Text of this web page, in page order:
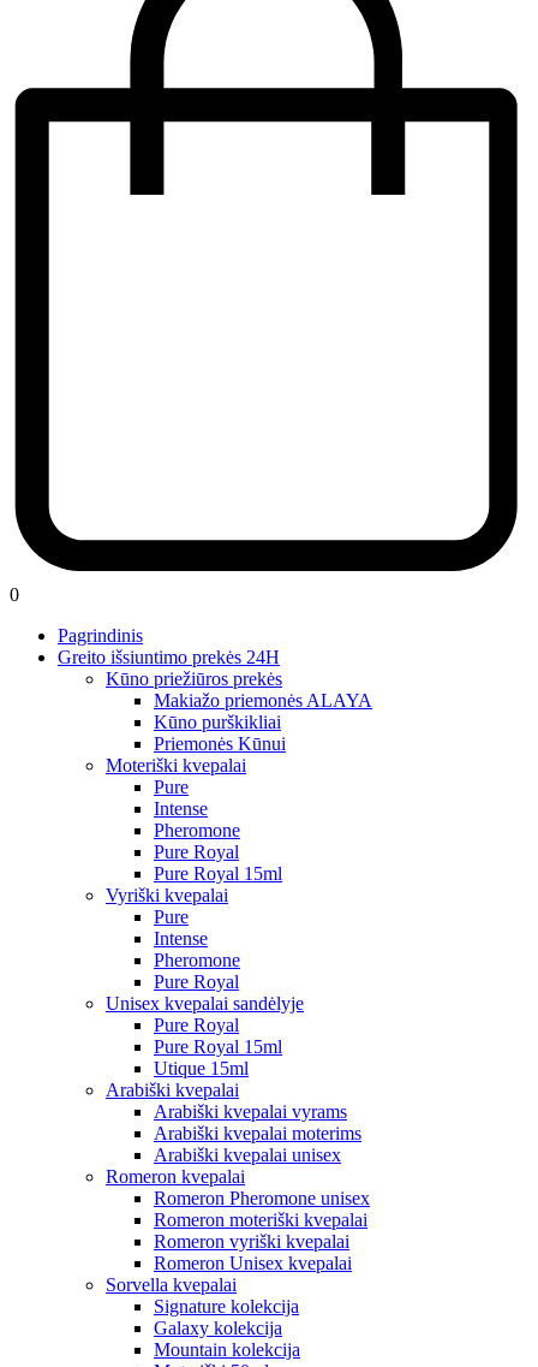
0
Pagrindinis
Greito išsiuntimo prekės 24H
Kūno priežiūros prekės
Makiažo priemonės ALAYA
Kūno purškikliai
Priemonės Kūnui
Moteriški kvepalai
Pure
Intense
Pheromone
Pure Royal
Pure Royal 15ml
Vyriški kvepalai
Pure
Intense
Pheromone
Pure Royal
Unisex kvepalai sandėlyje
Pure Royal
Pure Royal 15ml
Utique 15ml
Arabiški kvepalai
Arabiški kvepalai vyrams
Arabiški kvepalai moterims
Arabiški kvepalai unisex
Romeron kvepalai
Romeron Pheromone unisex
Romeron moteriški kvepalai
Romeron vyriški kvepalai
Romeron Unisex kvepalai
Sorvella kvepalai
Signature kolekcija
Galaxy kolekcija
Mountain kolekcija